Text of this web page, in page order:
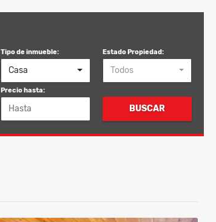
Tipo de inmueble:
Casa
Estado Propiedad:
Todos
Precio hasta:
BUSCAR